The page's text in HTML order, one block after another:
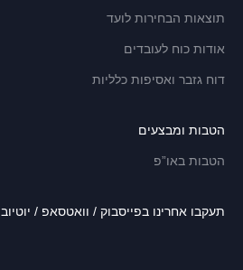
תוצאות הבחירות לועד
אודות כוח לעובדים
דוח גזבר ואסיפות כלליות
הטבות ומבצעים
הטבות באו”פ
תעקבו אחרינו בפייסבוק / וואטסאפ / יוטיוב